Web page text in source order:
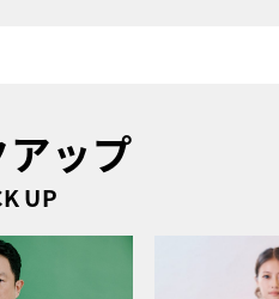
ップ
UP